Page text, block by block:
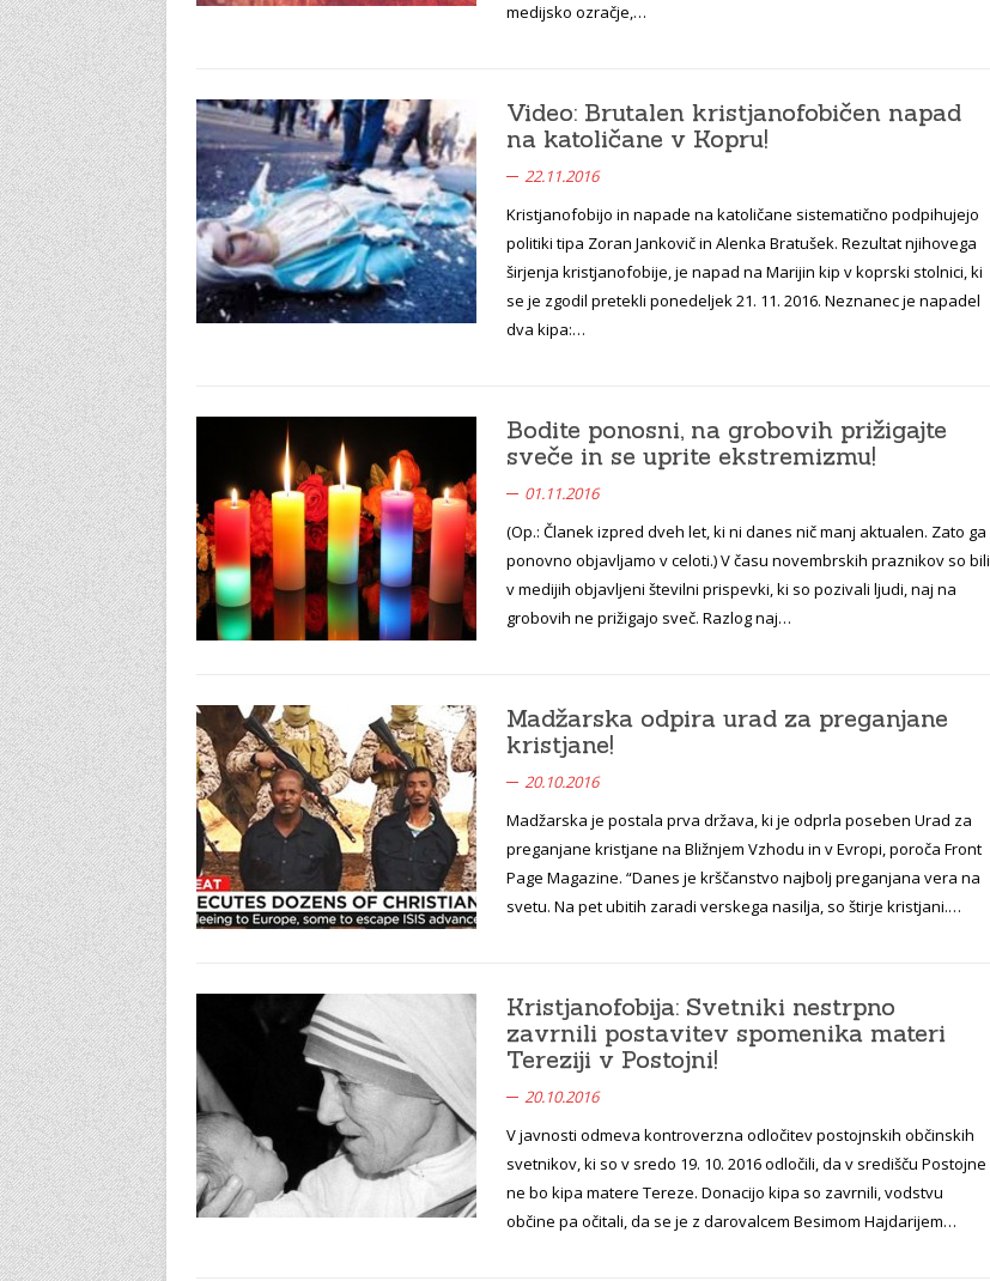
medijsko ozračje,…
Video: Brutalen kristjanofobičen napad
na katoličane v Kopru!
22.11.2016
Kristjanofobijo in napade na katoličane sistematično podpihujejo
politiki tipa Zoran Jankovič in Alenka Bratušek. Rezultat njihovega
širjenja kristjanofobije, je napad na Marijin kip v koprski stolnici, ki
se je zgodil pretekli ponedeljek 21. 11. 2016. Neznanec je napadel
dva kipa:…
Bodite ponosni, na grobovih prižigajte
sveče in se uprite ekstremizmu!
01.11.2016
(Op.: Članek izpred dveh let, ki ni danes nič manj aktualen. Zato ga
ponovno objavljamo v celoti.) V času novembrskih praznikov so bili
v medijih objavljeni številni prispevki, ki so pozivali ljudi, naj na
grobovih ne prižigajo sveč. Razlog naj…
Madžarska odpira urad za preganjane
kristjane!
20.10.2016
Madžarska je postala prva država, ki je odprla poseben Urad za
preganjane kristjane na Bližnjem Vzhodu in v Evropi, poroča Front
Page Magazine. “Danes je krščanstvo najbolj preganjana vera na
svetu. Na pet ubitih zaradi verskega nasilja, so štirje kristjani.…
Kristjanofobija: Svetniki nestrpno
zavrnili postavitev spomenika materi
Tereziji v Postojni!
20.10.2016
V javnosti odmeva kontroverzna odločitev postojnskih občinskih
svetnikov, ki so v sredo 19. 10. 2016 odločili, da v središču Postojne
ne bo kipa matere Tereze. Donacijo kipa so zavrnili, vodstvu
občine pa očitali, da se je z darovalcem Besimom Hajdarijem…